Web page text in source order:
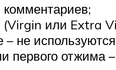
комментариев;
(Virgin или Extra
– не
первого отжима